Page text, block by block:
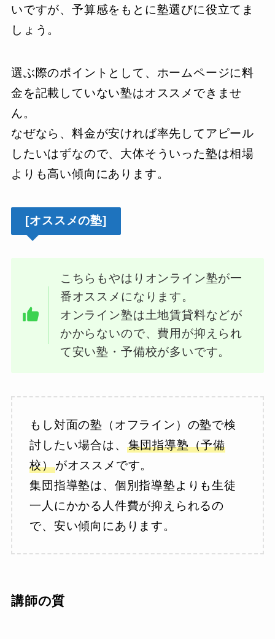
いですが、予算感をもとに塾選びに役立てま
しょう。
選ぶ際のポイントとして、ホームページに料
金を記載していない塾はオススメできませ
ん。
なぜなら、料金が安ければ率先してアピール
したいはずなので、大体そういった塾は相場
よりも高い傾向にあります。
[オススメの塾]
こちらもやはりオンライン塾が一
番オススメになります。
オンライン塾は土地賃貸料などが
かからないので、費用が抑えられ
て安い塾・予備校が多いです。
もし対面の塾（オフライン）の塾で検
討したい場合は、 集団指導塾（予備
校）がオススメです。
集団指導塾は、個別指導塾よりも生徒
一人にかかる人件費が抑えられるの
で、安い傾向にあります。
講師の質